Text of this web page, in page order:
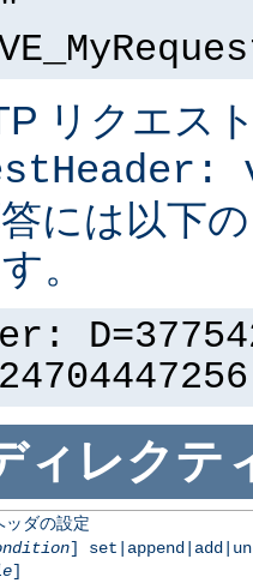
リクエス
には以下
。
ィレクテ
ッダの設定
]
]